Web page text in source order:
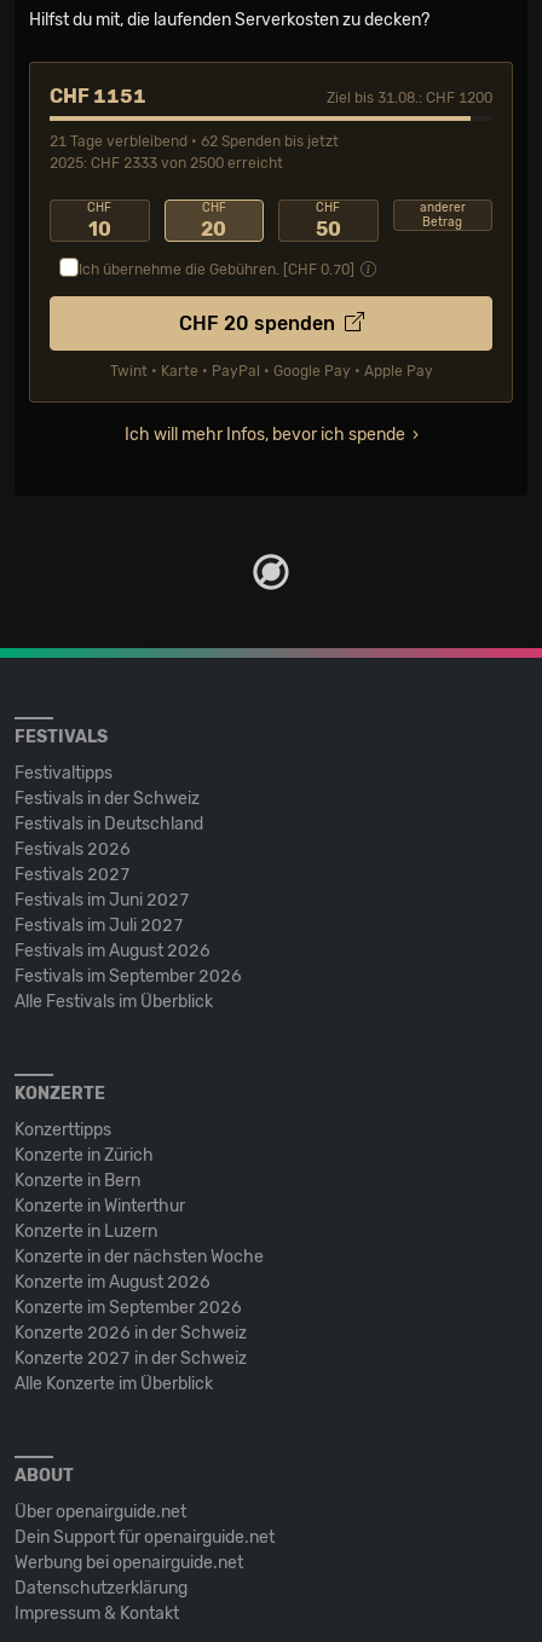
Hilfst du mit, die laufenden Serverkosten zu decken?
CHF 1151 Ziel bis 31.08.: CHF 1200
21 Tage verbleibend • 62 Spenden bis jetzt
2025: CHF 2333 von 2500 erreicht
CHF
10
CHF
20
CHF
50
anderer
Betrag
Ich übernehme die Gebühren. [CHF 0.70]
CHF 20 spenden
Twint • Karte • PayPal • Google Pay • Apple Pay
Ich will mehr Infos, bevor ich spende
FESTIVALS
Festivaltipps
Festivals in der Schweiz
Festivals in Deutschland
Festivals 2026
Festivals 2027
Festivals im Juni 2027
Festivals im Juli 2027
Festivals im August 2026
Festivals im September 2026
Alle Festivals im Überblick
KONZERTE
Konzerttipps
Konzerte in Zürich
Konzerte in Bern
Konzerte in Winterthur
Konzerte in Luzern
Konzerte in der nächsten Woche
Konzerte im August 2026
Konzerte im September 2026
Konzerte 2026 in der Schweiz
Konzerte 2027 in der Schweiz
Alle Konzerte im Überblick
ABOUT
Über openairguide.net
Dein Support für openairguide.net
Werbung bei openairguide.net
Datenschutz­erklärung
Impressum & Kontakt